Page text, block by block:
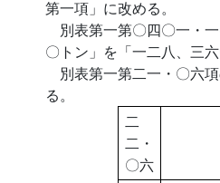
第一項」に改める。
別表第一第〇四〇一・
〇トン」を「一二八、三
別表第一第二一・〇六
る。
二
二・
〇六